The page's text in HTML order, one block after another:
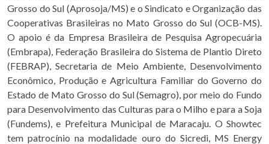
Grosso do Sul (Aprosoja/MS) e o Sindicato e Organização das
Cooperativas Brasileiras no Mato Grosso do Sul (OCB-MS).
O apoio é da Empresa Brasileira de Pesquisa Agropecuária
(Embrapa), Federação Brasileira do Sistema de Plantio Direto
(FEBRAP), Secretaria de Meio Ambiente, Desenvolvimento
Econômico, Produção e Agricultura Familiar do Governo do
Estado de Mato Grosso do Sul (Semagro), por meio do Fundo
para Desenvolvimento das Culturas para o Milho e para a Soja
(Fundems), e Prefeitura Municipal de Maracaju. O Showtec
tem patrocínio na modalidade ouro do Sicredi, MS Energy